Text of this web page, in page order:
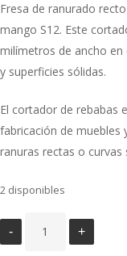
Fresa de ranurado
mango S12. Este
milímetros de ancho
y superficies sólidas.
El cortador de rebabas
fabricación de muebles
ranuras rectas o curvas
2 disponibles